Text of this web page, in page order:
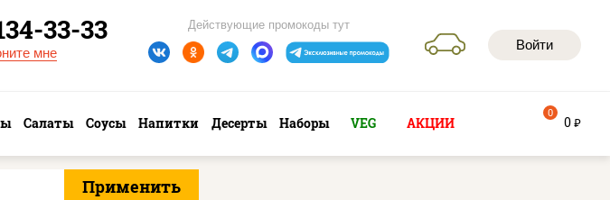
Войти
Действующие промокоды тут
33-33
мне
Салаты Соусы Напитки Десерты Наборы VEG АКЦИИ 0 руб
0